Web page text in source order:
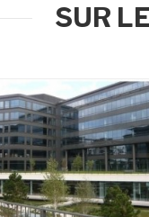
SUR